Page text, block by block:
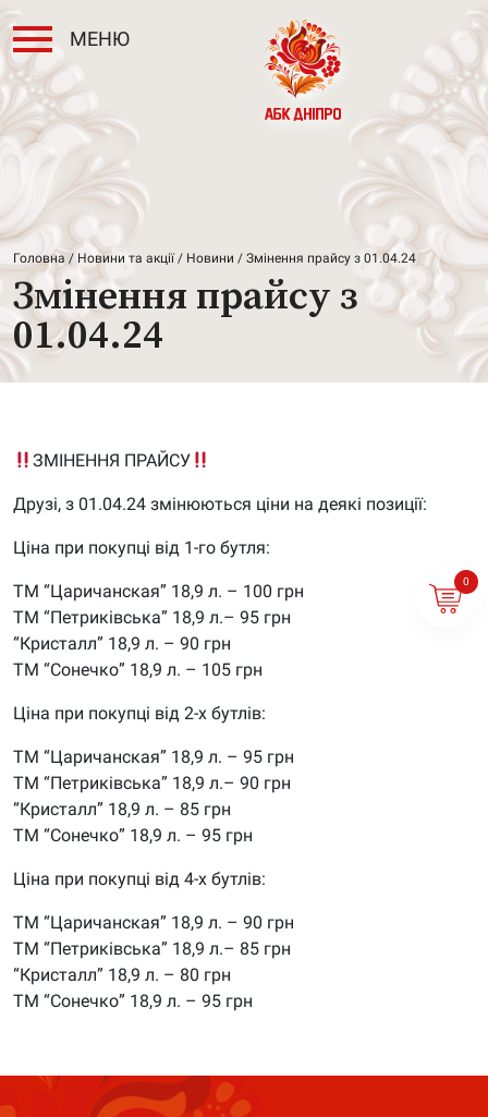
МЕНЮ
0
Головна / Новини та акції/ Новини / Змінення прайсу з 01.04.24
Змінення прайсу з
01.04.24
ЗМІНЕННЯ ПРАЙСУ
Друзі, з 01.04.24 змінюються ціни на деякі позиції:
Ціна при покупці від 1-го бутля:
ТМ “Царичанская” 18,9 л. – 100 грн
ТМ “Петриківська” 18,9 л.– 95 грн
“Кристалл” 18,9 л. – 90 грн
ТМ “Сонечко” 18,9 л. – 105 грн
Ціна при покупці від 2-х бутлів:
ТМ “Царичанская” 18,9 л. – 95 грн
ТМ “Петриківська” 18,9 л.– 90 грн
“Кристалл” 18,9 л. – 85 грн
ТМ “Сонечко” 18,9 л. – 95 грн
Ціна при покупці від 4-х бутлів:
ТМ “Царичанская” 18,9 л. – 90 грн
ТМ “Петриківська” 18,9 л.– 85 грн
“Кристалл” 18,9 л. – 80 грн
ТМ “Сонечко” 18,9 л. – 95 грн